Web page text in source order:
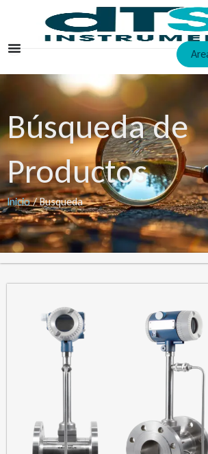
contenido
Búsqueda de
Productos
Inicio/ Busqueda